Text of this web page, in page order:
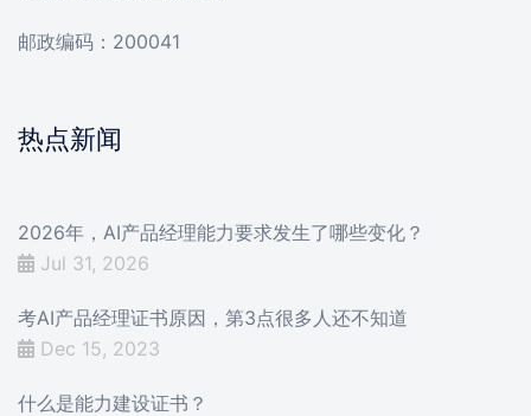
邮政编码：200041
热点新闻
2026年，AI产品经理能力要求发生了哪些变化？
Jul 31, 2026
考AI产品经理证书原因，第3点很多人还不知道
Dec 15, 2023
什么是能力建设证书？